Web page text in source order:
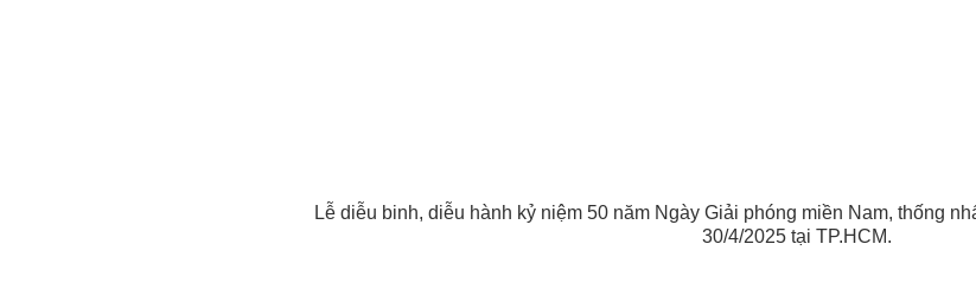
Lễ diễu binh, diễu hành kỷ niệm 50 năm Ngày Giải phóng miền Nam, thống
30/4/2025 tại TP.HCM.